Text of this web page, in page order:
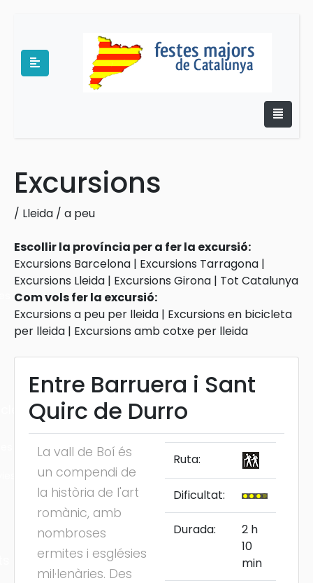
Excursions
/ Lleida / a peu
Escollir la província per a fer la excursió:
Excursions Barcelona | Excursions Tarragona |
Excursions Lleida | Excursions Girona | Tot Catalunya
Com vols fer la excursió:
Excursions a peu per lleida | Excursions en bicicleta
per lleida | Excursions amb cotxe per lleida
Entre Barruera i Sant
Quirc de Durro
La vall de Boí és
un compendi de
la història de l'art
romànic, amb
nombroses
ermites i esglésies
mil·lenàries. Des
Ruta:
Dificultat:
Durada:
2 h
10
min